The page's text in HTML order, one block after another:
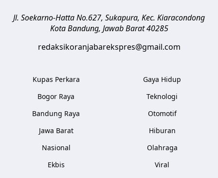
Jl. Soekarno-Hatta No.627, Sukapura, Kec. Kiaracondong
Kota Bandung, Jawab Barat 40285
redaksikoranjabarekspres@gmail.com
Kupas Perkara
Bogor Raya
Bandung Raya
Jawa Barat
Nasional
Ekbis
Gaya Hidup
Teknologi
Otomotif
Hiburan
Olahraga
Viral